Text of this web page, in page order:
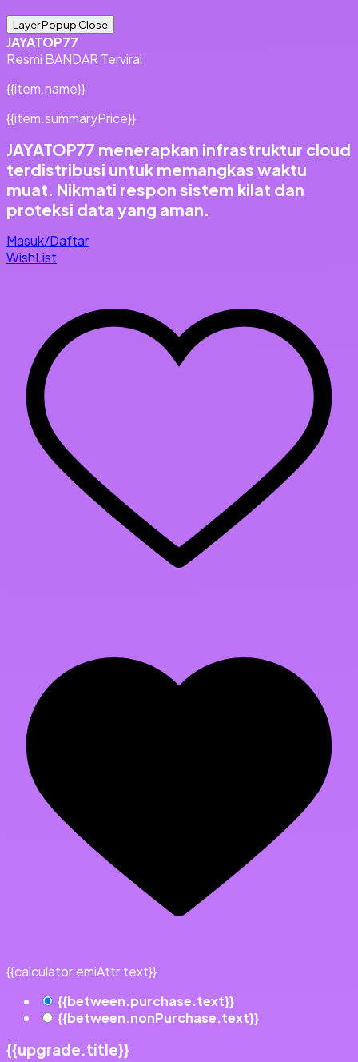
Layer Popup Close
JAYATOP77
Resmi BANDAR Terviral
{{item.name}}
{{item.summaryPrice}}
JAYATOP77 menerapkan infrastruktur cloud
terdistribusi untuk memangkas waktu
muat. Nikmati respon sistem kilat dan
proteksi data yang aman.
Masuk/Daftar
WishList
{{calculator.emiAttr.text}}
{{between.purchase.text}}
{{between.nonPurchase.text}}
{{upgrade.title}}